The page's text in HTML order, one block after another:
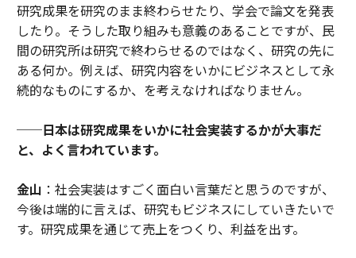
研究成果を研究のまま終わらせたり、学会で論文を発表
したり。そうした取り組みも意義のあることですが、民
間の研究所は研究で終わらせるのではなく、研究の先に
ある何か。例えば、研究内容をいかにビジネスとして永
続的なものにするか、を考えなければなりません。
──日本は研究成果をいかに社会実装するかが大事だ
と、よく言われています。
金山 ：社会実装はすごく面白い言葉だと思うのですが、
今後は端的に言えば、研究もビジネスにしていきたいで
す。研究成果を通じて売上をつくり、利益を出す。